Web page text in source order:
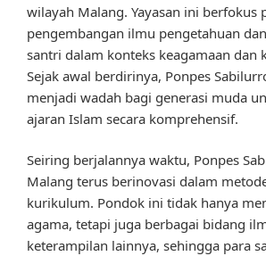
wilayah Malang. Yayasan ini berfokus
pengembangan ilmu pengetahuan
santri dalam konteks keagamaan dan
Sejak awal berdirinya, Ponpes
menjadi wadah bagi generasi muda
ajaran Islam secara komprehensif.
Seiring berjalannya waktu, Ponpes
Malang terus berinovasi dalam
kurikulum. Pondok ini tidak hanya
agama, tetapi juga berbagai bidang
keterampilan lainnya, sehingga para